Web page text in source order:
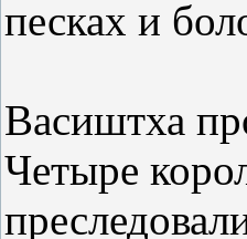
песках и
Васиштха
Четыре